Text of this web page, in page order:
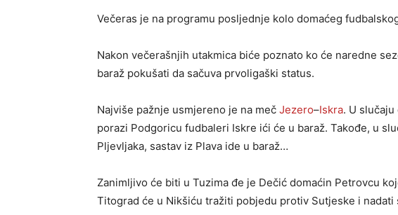
Večeras je na programu posljednje kolo domaćeg
Nakon večerašnjih utakmica biće poznato ko će naredne
baraž pokušati da sačuva prvoligaški status.
Najviše pažnje usmjereno je na meč Jezero–Iskra. U
porazi Podgoricu fudbaleri Iskre ići će u baraž. Takođe, u
Pljevljaka, sastav iz Plava ide u baraž…
Zanimljivo će biti u Tuzima đe je Dečić domaćin Petrovcu
Titograd će u Nikšiću tražiti pobjedu protiv Sutjeske i nadati